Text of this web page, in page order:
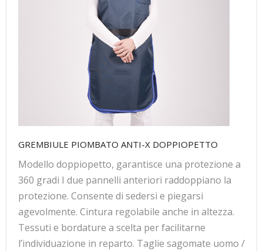
GREMBIULE PIOMBATO ANTI-X DOPPIOPETTO
Modello doppiopetto, garantisce una protezione a
360 gradi I due pannelli anteriori raddoppiano la
protezione. Consente di sedersi e piegarsi
agevolmente. Cintura regolabile anche in altezza.
Tessuti e bordature a scelta per facilitarne
l’individuazione in reparto. Taglie sagomate uomo /